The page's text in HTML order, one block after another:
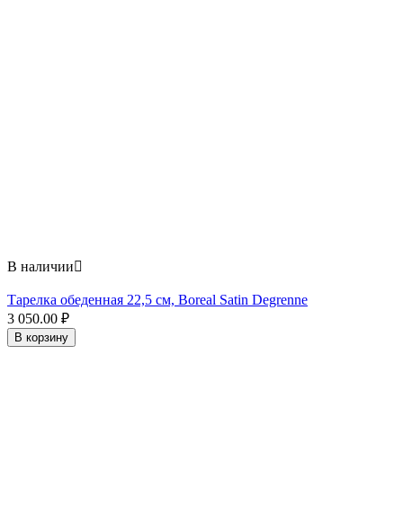
В наличии
Тарелка обеденная 22,5 см, Boreal Satin Degrenne
3 050.00 ₽
В корзину